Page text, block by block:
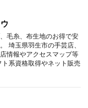
毛糸、布生地のお得で安
埼玉県羽生市の手芸店、
情報やアクセスマップ等
系資格取得やネット販売